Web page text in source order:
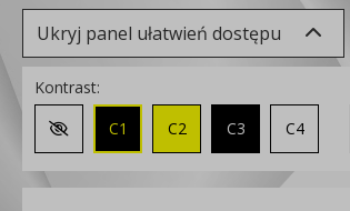
Ukryj panel ułatwień dostępu
Kontrast:
Zmień kontrast na domyślny
C1 C2 C3 C4